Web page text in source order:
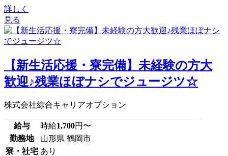
詳しく
見る
【新生活応援・寮完備】未経験の方大
歓迎♪残業ほぼナシでジュージツ☆
株式会社綜合キャリアオプション
給与 時給1,700円〜
勤務地
山形県 鶴岡市
寮・社宅 あり